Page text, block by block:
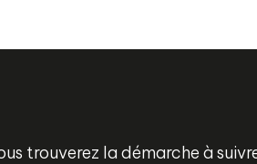
trouverez la démarche à